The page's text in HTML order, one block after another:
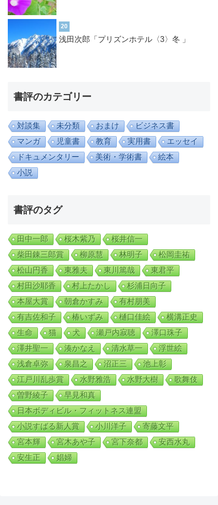
20
浅田次郎「プリズンホテル〈3〉冬 」
書評のカテゴリー
対談集 未分類 おまけ
ビジネス書
マンガ
児童書 教育 実用書
エッセイ
ドキュメンタリー
美術・学術書
絵本
小説
書評のタグ
田中一郎 桜木紫乃
桜井信一
柴田錬三郎賞
柳原慧 林明子
松岡圭祐
松山円香
東雅夫 東川篤哉
東君平
村田沙耶香
村上たかし
杉浦日向子
本屋大賞
朝倉かすみ
有村朋美
有吉佐和子
椿いずみ 樋口佳絵
横溝正史
生命
猫 犬 瀬戸内寂聴
澤口珠子
澤井聖一
湊かなえ 清水草一
浮世絵
浅倉卓弥
泉昌之 沼正三
池上彰
江戸川乱歩賞
水野雅浩 水野大樹
歌舞伎
曽野綾子
早見和真
日本ボディビル・フィットネス連盟
小説すばる新人賞
小川洋子
寄藤文平
宮本輝
宮木あや子 宮下奈都
安西水丸
安生正
娼婦